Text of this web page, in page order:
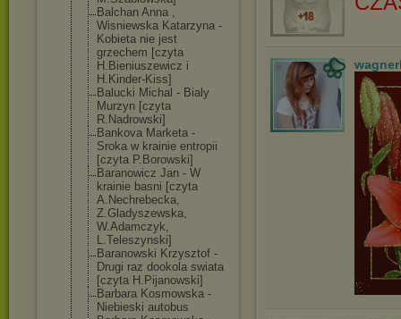
Balchan Anna ,
Wisniewska Katarzyna -
Kobieta nie jest
grzechem [czyta
H.Bieniuszewicz i
H.Kinder-Kiss]
Balucki Michal - Bialy
Murzyn [czyta
R.Nadrowski]
Bankova Marketa -
Sroka w krainie entropii
[czyta P.Borowski]
Baranowicz Jan - W
krainie basni [czyta
A.Nechrebecka,
Z.Gladyszewska,
W.Adamczyk,
L.Teleszynski]
Baranowski Krzysztof -
Drugi raz dookola swiata
[czyta H.Pijanowski]
Barbara Kosmowska -
Niebieski autobus